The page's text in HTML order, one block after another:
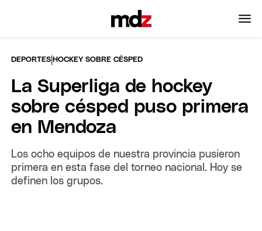
DEPORTES |HOCKEY SOBRE CÉSPED
La Superliga de hockey
sobre césped puso primera
en Mendoza
Los ocho equipos de nuestra provincia pusieron
primera en esta fase del torneo nacional. Hoy se
definen los grupos.